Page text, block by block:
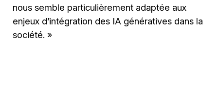
nous semble particulièrement adaptée aux
enjeux d’intégration des IA génératives dans la
société. »